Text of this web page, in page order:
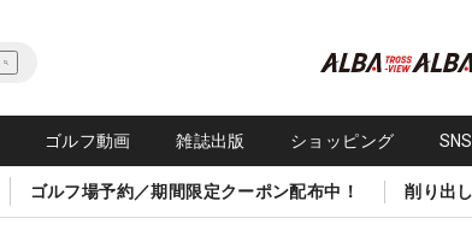
ゴルフ動画 雑誌出版 ショッピング
ゴルフ場予約／期間限定クーポン配布中！ 削り出